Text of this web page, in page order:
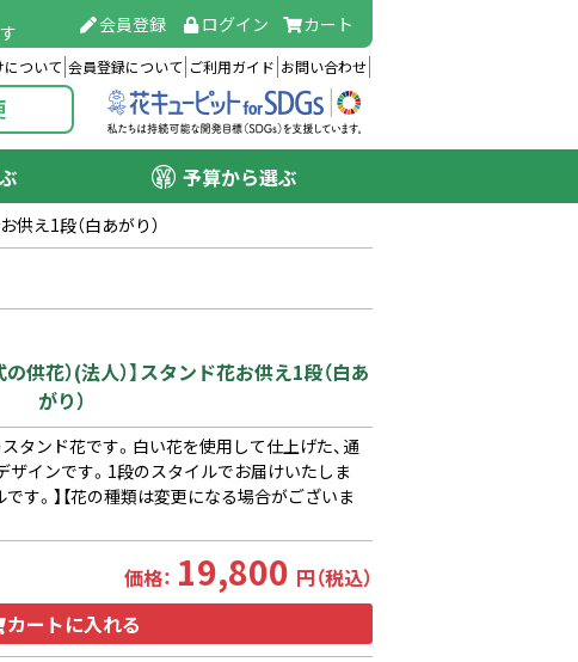
会員登録 ログイン カート
について 会員登録について ご利用ガイド お問い合わせ
予算から選ぶ
供え1段（白あがり）
の供花）(法人）】スタンド花お供え1段（白あ
がり）
タンド花です。白い花を使用して仕上げた、通
ザインです。1段のスタイルでお届けいたしま
す。】【花の種類は変更になる場合がございま
価格： 19,800 円（税込）
カートに入れる